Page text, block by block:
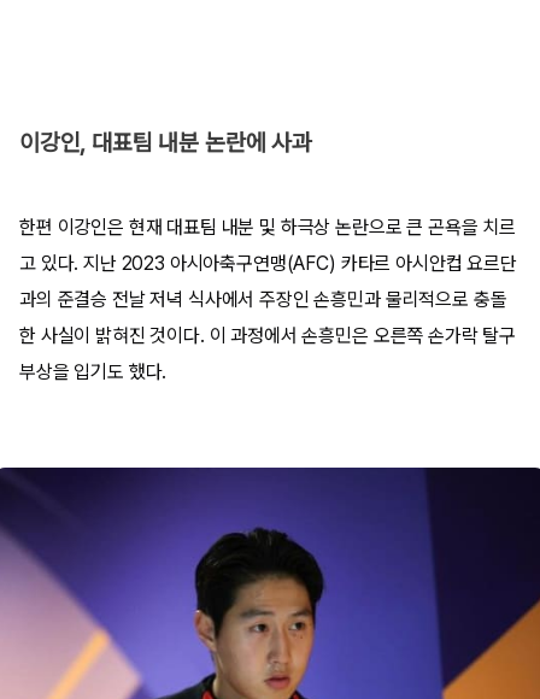
이강인, 대표팀 내분 논란에 사과
한편 이강인은 현재 대표팀 내분 및 하극상 논란으로 큰 곤욕을 치르
고 있다. 지난 2023 아시아축구연맹(AFC) 카타르 아시안컵 요르단
과의 준결승 전날 저녁 식사에서 주장인 손흥민과 물리적으로 충돌
한 사실이 밝혀진 것이다. 이 과정에서 손흥민은 오른쪽 손가락 탈구
부상을 입기도 했다.